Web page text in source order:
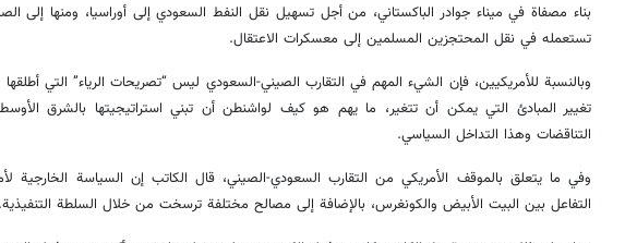
بناء مصفاة في ميناء جوادر الباكستاني، من أجل تسهيل نقل النفط السعودي إلى أوراسيا، ومنها إلى
تستعمله في نقل المحتجزين المسلمين إلى معسكرات الاعتقال.
وبالنسبة للأمريكيين، فإن الشيء المهم في التقارب الصيني-السعودي ليس “تصريحات الرياء” التي
تغيير المبادئ التي يمكن أن تتغير، ما يهم هو كيف لواشنطن أن تبني استراتيجيتها بالشرق
التناقضات وهذا التداخل السياسي.
وفي ما يتعلق بالموقف الأمريكي من التقارب السعودي-الصيني، قال الكاتب إن السياسة الخارجية
التفاعل بين البيت الأبيض والكونغرس، بالإضافة إلى مصالح مختلفة ترسخت من خلال السلطة التنفيذية.